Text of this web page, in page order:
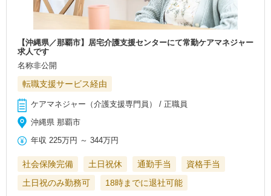
【沖縄県／那覇市】居宅介護支援センターにて常勤ケアマネジャー
求人です
名称非公開
転職支援サービス経由
ケアマネジャー（介護支援専門員） / 正職員
沖縄県 那覇市
年収 225万円 ～344万円
社会保険完備 土日祝休 通勤手当
資格手当
土日祝のみ勤務可
18時までに退社可能